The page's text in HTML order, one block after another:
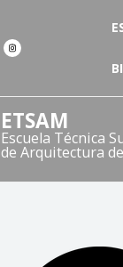
ETSAM
Escuela Técnica
de Arquitectura